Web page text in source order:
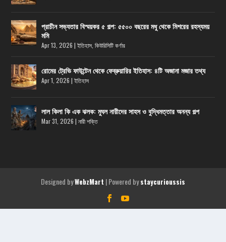
প্রাচীন সভ্যতার বিস্ময়কর ৫ গল্প: ৫৫০০ বছরের মধু থেকে মিশরের রহস্যময়
মমি
Apr 13, 2026 |ইতিহাস ,কিউরিসিটি কর্ণার
রোমের ট্রেভি ফাউন্টেন থেকে ফেব্রুয়ারির ইতিহাস: ৪টি অজানা মজার তথ্য
Apr 1, 2026 |ইতিহাস
লাল কিলা কি এক ঝলক: মুঘল নারীদের সাহস ও বুদ্ধিমত্তার অনন্য গল্প
Mar 31, 2026 |নারী শক্তি
Designed byWebzMart | Powered bystaycurioussis